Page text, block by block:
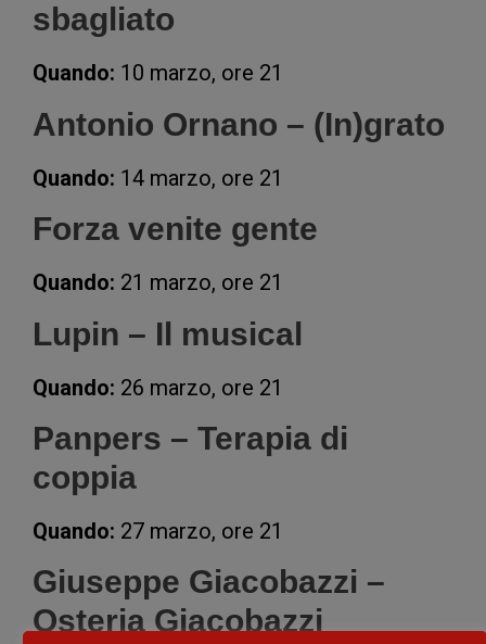
sbagliato
Quando: 10 marzo, ore 21
Antonio Ornano – (In)grato
Quando: 14 marzo, ore 21
Forza venite gente
Quando: 21 marzo, ore 21
Lupin – Il musical
Quando: 26 marzo, ore 21
Panpers – Terapia di
coppia
Quando: 27 marzo, ore 21
Giuseppe Giacobazzi –
Osteria Giacobazzi